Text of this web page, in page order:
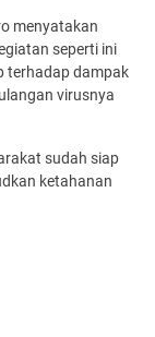
menyatakan
seperti ini
terhadap dampak
virusnya
sudah siap
ketahanan